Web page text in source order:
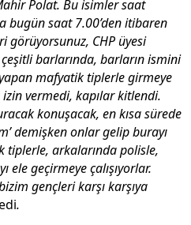
Polat. Bu isimler saat
bugün saat 7.00’den itibaren
görüyorsunuz, CHP üyesi
barlarında, barların ismini
mafyatik tiplerle girmeye
vermedi, kapılar kitlendi.
konuşacak, en kısa sürede
demişken onlar gelip burayı
arkalarında polisle,
ele geçirmeye çalışıyorlar.
gençleri karşı karşıya
.